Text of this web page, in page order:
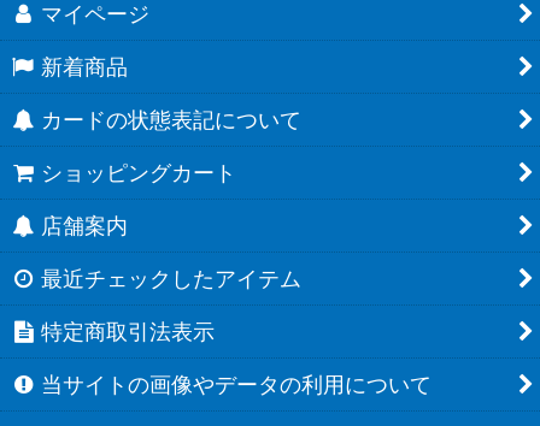
マイページ
新着商品
カードの状態表記について
ショッピングカート
店舗案内
最近チェックしたアイテム
特定商取引法表示
当サイトの画像やデータの利用について